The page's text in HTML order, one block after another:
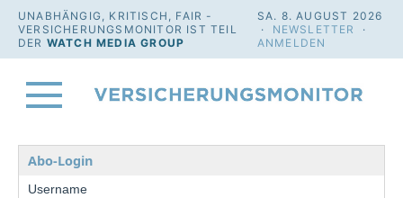
UNABHÄNGIG, KRITISCH, FAIR -
VERSICHERUNGSMONITOR IST TEIL
DER WATCH MEDIA GROUP
SA. 8. AUGUST 2026
· NEWSLETTER
·
ANMELDEN
Abo-Login
Username